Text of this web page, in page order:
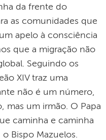
da frente do
as comunidades que
apelo à consciência
que a migração não
Seguindo os
XIV traz uma
não é um número,
mas um irmão. O Papa
caminha e caminha
o Bispo Mazuelos.